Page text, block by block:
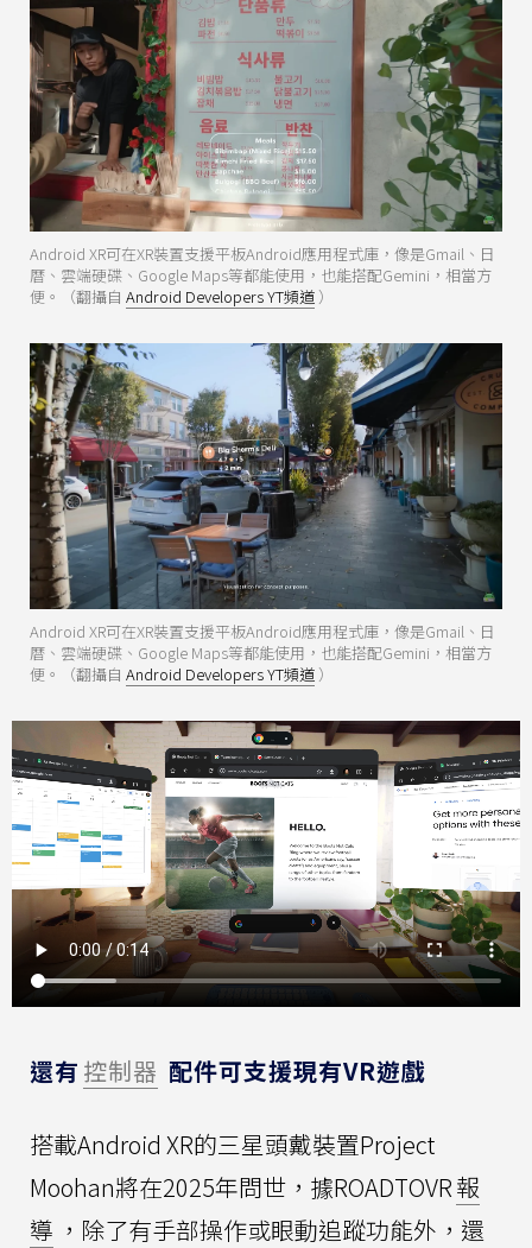
Android XR可在XR裝置支援平板Android應用程式庫，像是Gmail、日
曆、雲端硬碟、Google Maps等都能使用，也能搭配Gemini，相當方
便。（翻攝自 Android Developers YT頻道 ）
Android XR可在XR裝置支援平板Android應用程式庫，像是Gmail、日
曆、雲端硬碟、Google Maps等都能使用，也能搭配Gemini，相當方
便。（翻攝自 Android Developers YT頻道 ）
還有 控制器 配件可支援現有VR遊戲
搭載Android XR的三星頭戴裝置Project
Moohan將在2025年問世，據ROADTOVR報
導 ，除了有手部操作或眼動追蹤功能外，還